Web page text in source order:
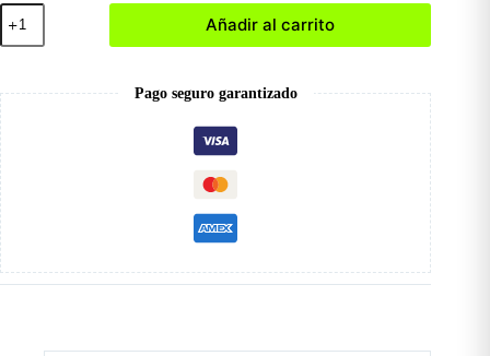
Lima
Sponge
200/240
Añadir al carrito
Pago seguro garantizado